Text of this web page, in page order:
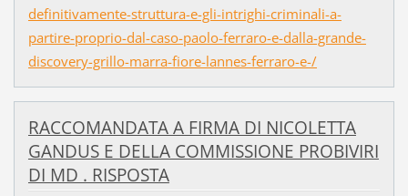
definitivamente-struttura-e-gli-intrighi-criminali-a-
partire-proprio-dal-caso-paolo-ferraro-e-dalla-grande-
discovery-grillo-marra-fiore-lannes-ferraro-e-/
RACCOMANDATA A FIRMA DI NICOLETTA
GANDUS E DELLA COMMISSIONE PROBIVIRI
DI MD . RISPOSTA